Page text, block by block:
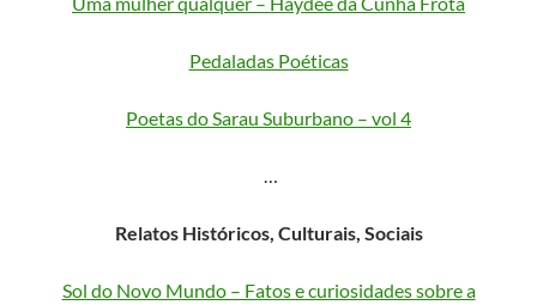
Pedaladas Poéticas
Poetas do Sarau Suburbano – vol 4
Relatos Históricos, Culturais, Sociais
Sol do Novo Mundo – Fatos e curiosidades sobre a